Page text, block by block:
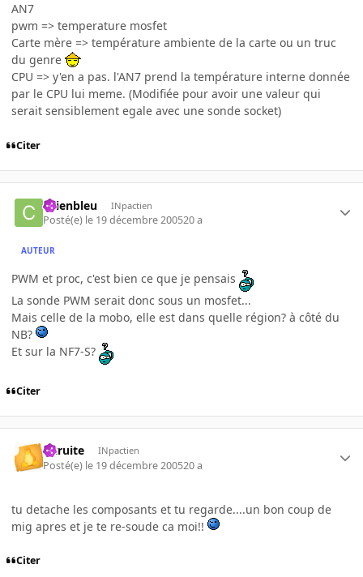
AN7
pwm => temperature mosfet
Carte mère => température ambiente de la carte ou un truc
du genre
CPU => y'en a pas. l'AN7 prend la température interne donnée
par le CPU lui meme. (Modifiée pour avoir une valeur qui
serait sensiblement egale avec une sonde socket)
Citer
chienbleu INpactien
Posté(e) le 19 décembre 200520 a
AUTEUR
PWM et proc, c'est bien ce que je pensais
La sonde PWM serait donc sous un mosfet...
Mais celle de la mobo, elle est dans quelle région? à côté du
NB?
Et sur la NF7-S?
Citer
latruite INpactien
Posté(e) le 19 décembre 200520 a
tu detache les composants et tu regarde....un bon coup de
mig apres et je te re-soude ca moi!!
Citer